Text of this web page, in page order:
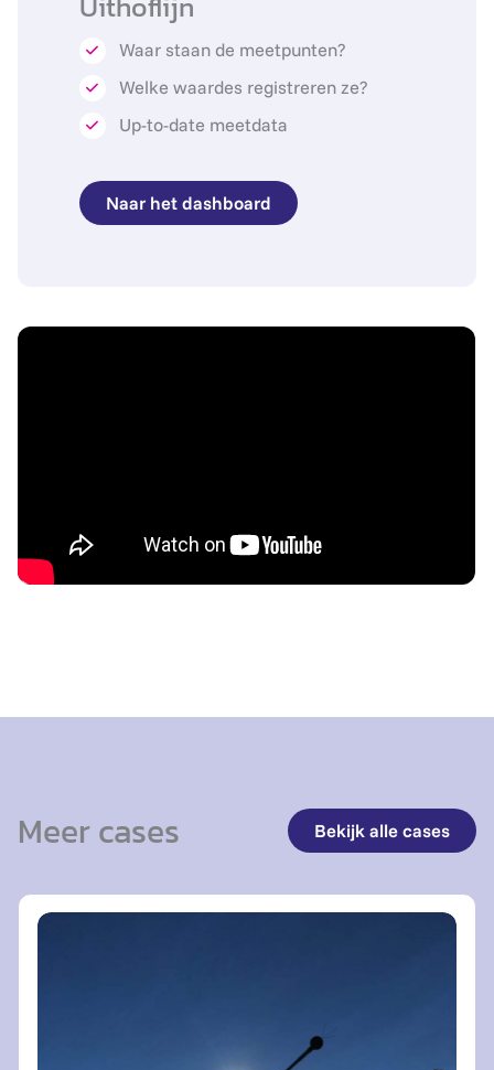
Waar staan de meetpunten?
Welke waardes registreren ze?
Up-to-date meetdata
Naar het dashboard
Meer cases Bekijk alle cases